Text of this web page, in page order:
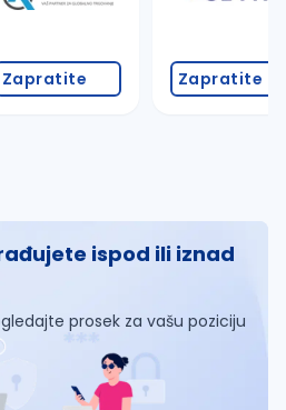
Zapratite Zapratite
ispod ili iznad
prosek za vašu poziciju